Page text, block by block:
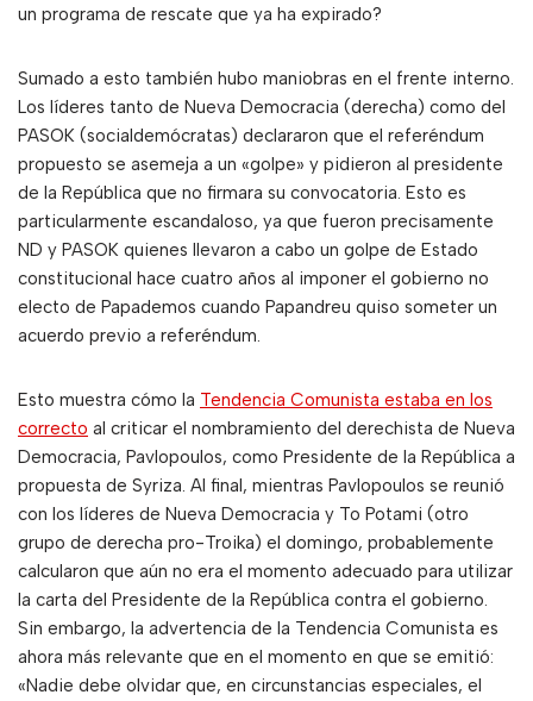
un programa de rescate que ya ha expirado?
Sumado a esto también hubo maniobras en el frente interno.
Los líderes tanto de Nueva Democracia (derecha) como del
PASOK (socialdemócratas) declararon que el referéndum
propuesto se asemeja a un «golpe» y pidieron al presidente
de la República que no firmara su convocatoria. Esto es
particularmente escandaloso, ya que fueron precisamente
ND y PASOK quienes llevaron a cabo un golpe de Estado
constitucional hace cuatro años al imponer el gobierno no
electo de Papademos cuando Papandreu quiso someter un
acuerdo previo a referéndum.
Esto muestra cómo la Tendencia Comunista estaba en los
correcto al criticar el nombramiento del derechista de Nueva
Democracia, Pavlopoulos, como Presidente de la República a
propuesta de Syriza. Al final, mientras Pavlopoulos se reunió
con los líderes de Nueva Democracia y To Potami (otro
grupo de derecha pro-Troika) el domingo, probablemente
calcularon que aún no era el momento adecuado para utilizar
la carta del Presidente de la República contra el gobierno.
Sin embargo, la advertencia de la Tendencia Comunista es
ahora más relevante que en el momento en que se emitió:
«Nadie debe olvidar que, en circunstancias especiales, el